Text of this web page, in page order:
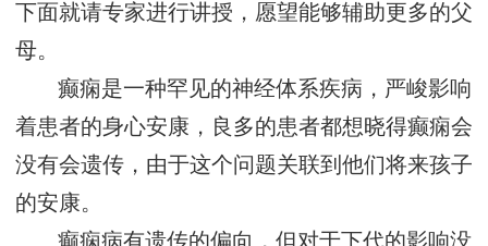
下面就请专家进行讲授，愿望能够辅助更多的父
母。
癫痫是一种罕见的神经体系疾病，严峻影响
着患者的身心安康，良多的患者都想晓得癫痫会
没有会遗传，由于这个问题关联到他们将来孩子
的安康。
癫痫病有遗传的偏向，但对于下代的影响没